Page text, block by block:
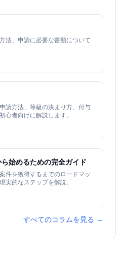
法、申請に必要な書類について
請方法、等級の決まり方、付与
心者向けに解説します。
始めるための完全ガイド
件を獲得するまでのロードマッ
実的なステップを解説。
すべてのコラムを見る →